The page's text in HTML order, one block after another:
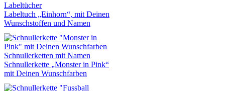
Labeltücher
Labeltuch „Einhorn“, mit Deinen
Wunschstoffen und Namen
Schnullerketten mit Namen
Schnullerkette „Monster in Pink“
mit Deinen Wunschfarben